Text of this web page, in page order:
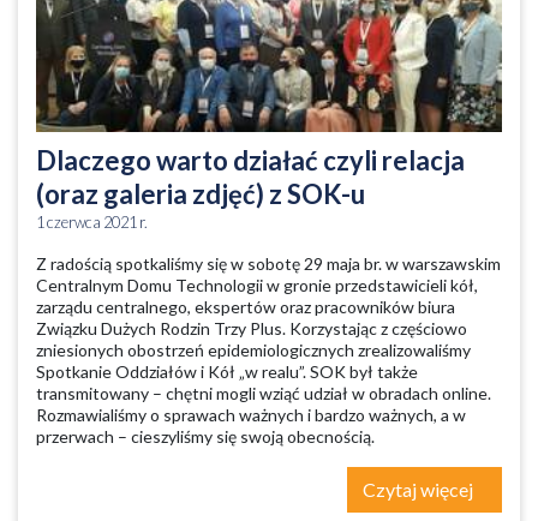
Dlaczego warto działać czyli relacja
(oraz galeria zdjęć) z SOK-u
1 czerwca 2021 r.
Z radością spotkaliśmy się w sobotę 29 maja br. w warszawskim
Centralnym Domu Technologii w gronie przedstawicieli kół,
zarządu centralnego, ekspertów oraz pracowników biura
Związku Dużych Rodzin Trzy Plus. Korzystając z częściowo
zniesionych obostrzeń epidemiologicznych zrealizowaliśmy
Spotkanie Oddziałów i Kół „w realu”. SOK był także
transmitowany – chętni mogli wziąć udział w obradach online.
Rozmawialiśmy o sprawach ważnych i bardzo ważnych, a w
przerwach – cieszyliśmy się swoją obecnością.
Czytaj więcej